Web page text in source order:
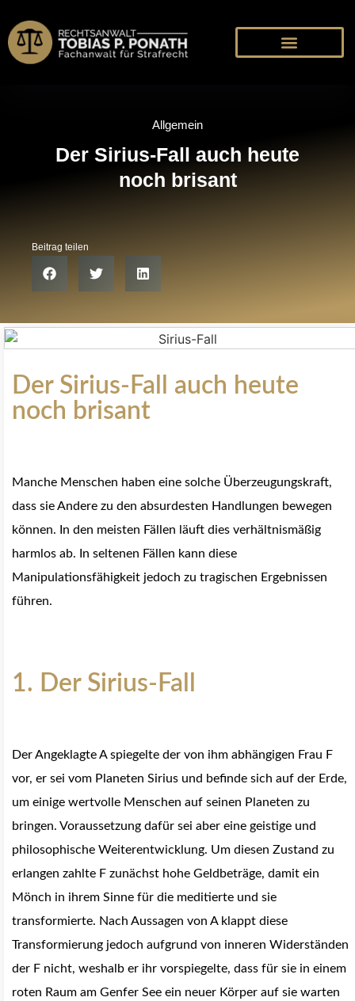
Allgemein
Der Sirius-Fall auch heute
noch brisant
Beitrag teilen
Der Sirius-Fall auch heute
noch brisant
Manche Menschen haben eine solche Überzeugungskraft,
dass sie Andere zu den absurdesten Handlungen bewegen
können. In den meisten Fällen läuft dies verhältnismäßig
harmlos ab. In seltenen Fällen kann diese
Manipulationsfähigkeit jedoch zu tragischen Ergebnissen
führen.
1. Der Sirius-Fall
Der Angeklagte A spiegelte der von ihm abhängigen Frau F
vor, er sei vom Planeten Sirius und befinde sich auf der Erde,
um einige wertvolle Menschen auf seinen Planeten zu
bringen. Voraussetzung dafür sei aber eine geistige und
philosophische Weiterentwicklung. Um diesen Zustand zu
erlangen zahlte F zunächst hohe Geldbeträge, damit ein
Mönch in ihrem Sinne für die meditierte und sie
transformierte. Nach Aussagen von A klappt diese
Transformierung jedoch aufgrund von inneren Widerständen
der F nicht, weshalb er ihr vorspiegelte, dass für sie in einem
roten Raum am Genfer See ein neuer Körper auf sie warten